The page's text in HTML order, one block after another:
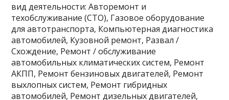
вид деятельности: Авторемонт и
техобслуживание (СТО), Газовое оборудование
для автотранспорта, Компьютерная диагностика
автомобилей, Кузовной ремонт, Развал /
Схождение, Ремонт / обслуживание
автомобильных климатических систем, Ремонт
АКПП, Ремонт бензиновых двигателей, Ремонт
выхлопных систем, Ремонт гибридных
автомобилей, Ремонт дизельных двигателей,